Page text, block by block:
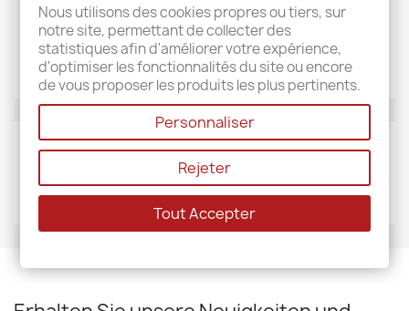
MARKEN
Sud étoffe
LIEFERANTEN
Nous utilisons des cookies propres ou tiers, sur
notre site, permettant de collecter des
statistiques afin d'améliorer votre expérience,
d'optimiser les fonctionnalités du site ou encore
de vous proposer les produits les plus pertinents.
Personnaliser
Rejeter
Tout Accepter